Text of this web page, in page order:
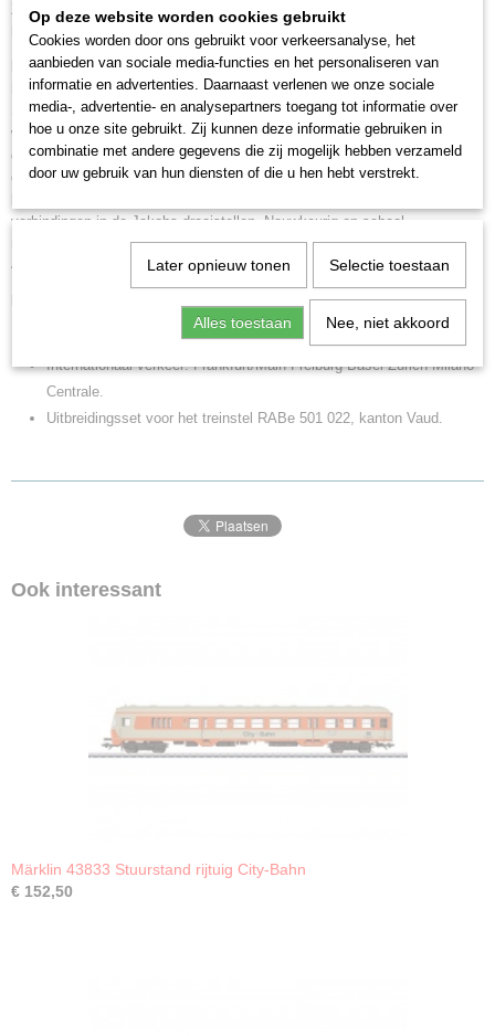
Zurich - Milano Centrale.Treinnummer RABe 501 022 met het wapen van
het Zwitserse kanton Vaud. Model in de uitvoering omstreeks 2024.
Model: Tweedelige set rijtuigen voor het uitbreiden van het
hogesnelheidstreinstel RABe 501 'Giruno' tot een elfdelige eenheid.
Standaard voorzien van interieurverlichting met onderhoudsvrije warm-
witte lichtdiodes (LED). De binnenverlichting wordt gevoed vanuit de door
de hele trein lopende voedingsleiding en functioneert alleen en is alleen
digitaal te bedienen indien de rijtuigen geplaatst zijn in de basis-set.De
verbindingen in de Jakobs draaistellen. Nauwkeurig op schaal
nagebouwd. Kleinst berijdbare radius 360 mm. Lengte van de rijtuig set
40,2 cm.
Standaard voorzien van interieurverlichting met led's.
Internationaal verkeer: Frankfurt/Main-Freiburg-Basel-Zurich-Milano
Centrale.
Uitbreidingsset voor het treinstel RABe 501 022, kanton Vaud.
Ook interessant
Märklin 43833 Stuurstand rijtuig City-Bahn
€ 152,50
Op deze website worden cookies gebruikt
Cookies worden door ons gebruikt voor verkeersanalyse, het
aanbieden van sociale media-functies en het personaliseren van
informatie en advertenties. Daarnaast verlenen we onze sociale
media-, advertentie- en analysepartners toegang tot informatie over
hoe u onze site gebruikt. Zij kunnen deze informatie gebruiken in
combinatie met andere gegevens die zij mogelijk hebben verzameld
door uw gebruik van hun diensten of die u hen hebt verstrekt.
Later opnieuw tonen Selectie toestaan
Alles toestaan Nee, niet akkoord